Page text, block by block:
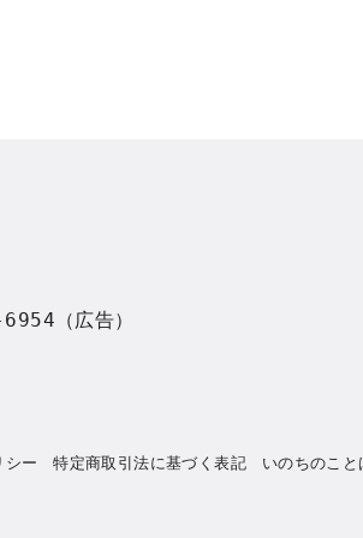
（広告）
シー 特定商取引法に基づく表記 いのちのこと